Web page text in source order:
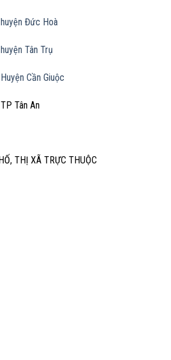
Đức Hoà
Tân Trụ
Cần Giuộc
Tân An
THỊ XÃ TRỰC THUỘC